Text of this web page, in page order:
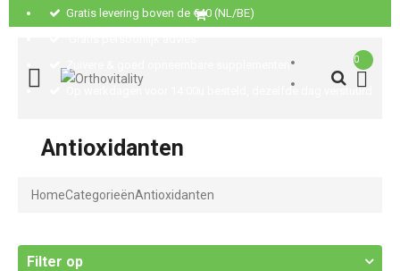
Gratis levering boven de €40 (NL/BE)
Zuivere & goed opneembare supplementen
Op werkdagen voor 14:00u besteld, dezelfde dag verstuurd
0
Antioxidanten
HomeCategorieënAntioxidanten
Filter op